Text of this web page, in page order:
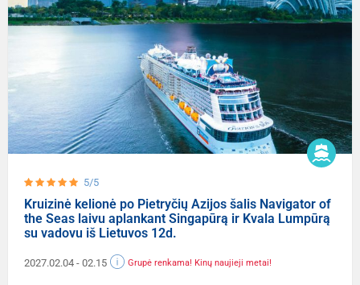
5/5
Kruizinė kelionė po Pietryčių Azijos šalis Navigator of
the Seas laivu aplankant Singapūrą ir Kvala Lumpūrą
su vadovu iš Lietuvos 12d.
2027.02.04 - 02.15 Grupė renkama! Kinų naujieji metai!